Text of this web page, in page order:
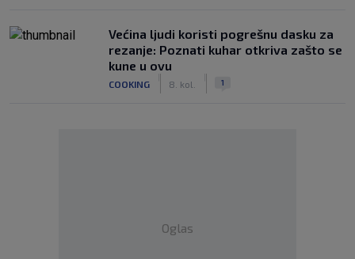
Većina ljudi koristi pogrešnu dasku za
rezanje: Poznati kuhar otkriva zašto se
kune u ovu
COOKING 8. kol. 1
Oglas